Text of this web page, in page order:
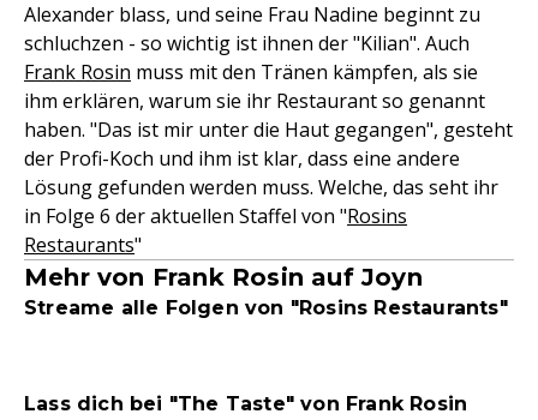
Alexander blass, und seine Frau Nadine beginnt zu
schluchzen - so wichtig ist ihnen der "Kilian". Auch
Frank Rosin muss mit den Tränen kämpfen, als sie
ihm erklären, warum sie ihr Restaurant so genannt
haben. "Das ist mir unter die Haut gegangen", gesteht
der Profi-Koch und ihm ist klar, dass eine andere
Lösung gefunden werden muss. Welche, das seht ihr
in Folge 6 der aktuellen Staffel von "Rosins
Restaurants"
Mehr von Frank Rosin auf Joyn
Streame alle Folgen von "Rosins Restaurants"
Lass dich bei "The Taste" von Frank Rosin